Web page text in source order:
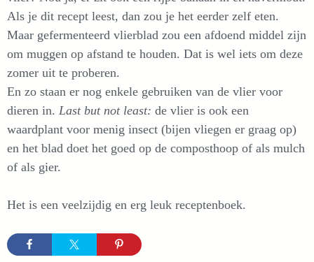
Als je dit recept leest, dan zou je het eerder zelf eten.
Maar gefermenteerd vlierblad zou een afdoend middel zijn
om muggen op afstand te houden. Dat is wel iets om deze
zomer uit te proberen.
En zo staan er nog enkele gebruiken van de vlier voor
dieren in. Last but not least: de vlier is ook een
waardplant voor menig insect (bijen vliegen er graag op)
en het blad doet het goed op de composthoop of als mulch
of als gier.
Het is een veelzijdig en erg leuk receptenboek.